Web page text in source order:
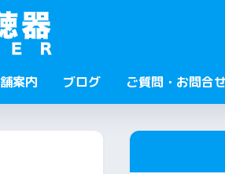
案内 ブログ ご質問・お問合せ